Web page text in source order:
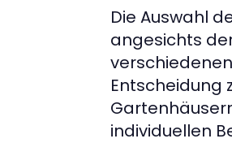
Die Auswahl
angesichts
Entscheidung
individuellen